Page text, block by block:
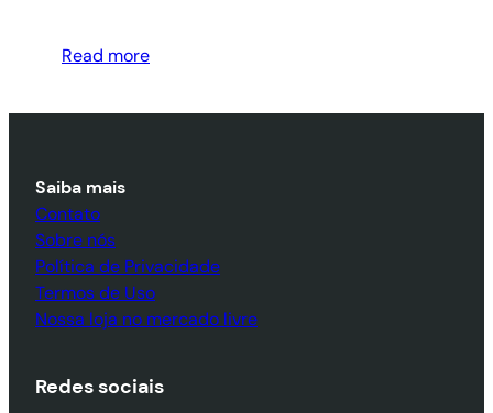
Read more
Saiba mais
Contato
Sobre nós
Política de Privacidade
Termos de Uso
Nossa loja no mercado livre
Redes sociais